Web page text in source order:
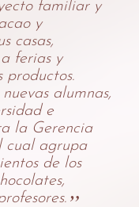
familiar y
y
casas,
ferias y
productos.
alumnas,
e
la Gerencia
cual agrupa
de los